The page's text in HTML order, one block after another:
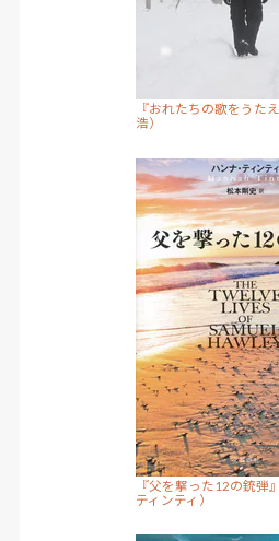
『おれたちの歌をうた
浩）
『父を撃った12の銃弾
ティンティ）